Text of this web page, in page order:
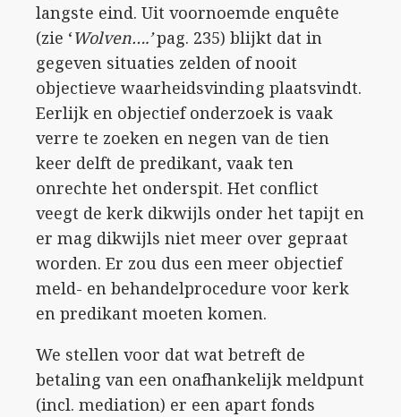
langste eind. Uit voornoemde enquête
(zie ‘Wolven….’pag. 235) blijkt dat in
gegeven situaties zelden of nooit
objectieve waarheidsvinding plaatsvindt.
Eerlijk en objectief onderzoek is vaak
verre te zoeken en negen van de tien
keer delft de predikant, vaak ten
onrechte het onderspit. Het conflict
veegt de kerk dikwijls onder het tapijt en
er mag dikwijls niet meer over gepraat
worden. Er zou dus een meer objectief
meld- en behandelprocedure voor kerk
en predikant moeten komen.
We stellen voor dat wat betreft de
betaling van een onafhankelijk meldpunt
(incl. mediation) er een apart fonds